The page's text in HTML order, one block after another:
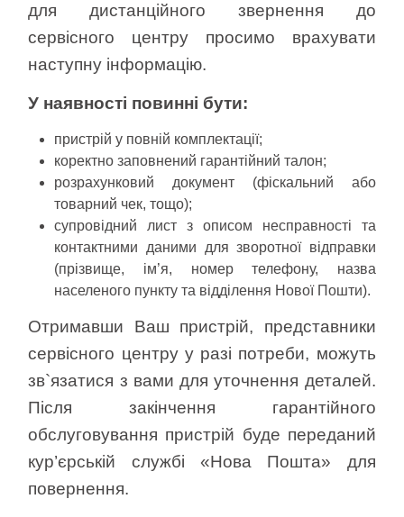
для дистанційного звернення до
сервісного центру просимо врахувати
наступну інформацію.
У наявності повинні бути:
пристрій у повній комплектації;
коректно заповнений гарантійний талон;
розрахунковий документ (фіскальний або
товарний чек, тощо);
супровідний лист з описом несправності та
контактними даними для зворотної відправки
(прізвище, ім’я, номер телефону, назва
населеного пункту та відділення Нової Пошти).
Отримавши Ваш пристрій, представники
сервісного центру у разі потреби, можуть
зв`язатися з вами для уточнення деталей.
Після закінчення гарантійного
обслуговування пристрій буде переданий
кур’єрській службі «Нова Пошта» для
повернення.